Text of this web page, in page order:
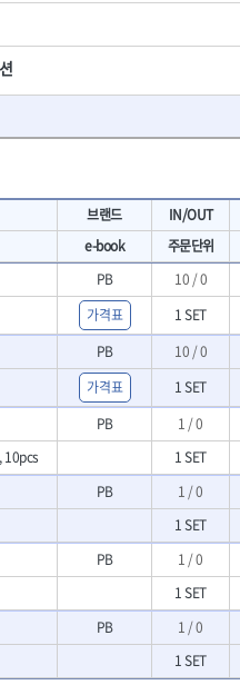
- 아사도
- 심환도
- 삼각도
- 곡삼각도
- 조각도세트
- D형조각도
- 카빙나이프
- 스코프
- 손도끼
- 목공용끌
- 목공용끌세트
- 나무상자케이스
- 가우지
- 대패
- 미니터닝세트
- 포스너비트
DEWIT
IR
Katimax
KNIPEX
LENOX(사입)
LONCIN
MCC
Norton
PICA
ROBERTSORBY
RYOBI
SHINANO
TEFENPLAST
THETA-운반구
THETA-커터,가위
브랜드 IN/OUT
e-book 주문단위
PB 10 / 0
가격표 1 SET
PB 10 / 0
가격표 1 SET
PB 1 / 0
10pcs 1 SET
PB 1 / 0
1 SET
PB 1 / 0
1 SET
PB 1 / 0
1 SET